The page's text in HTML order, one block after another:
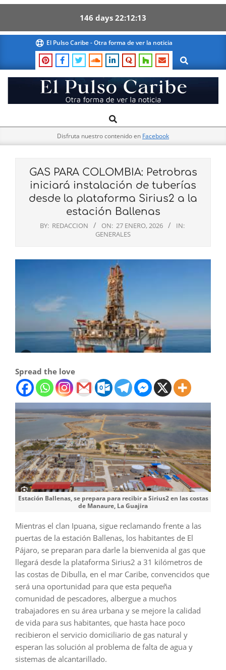
146 days 22 12 12
content
El Pulso Caribe - Otra forma de ver la noticia
Search
El
Pulso
Navigation
Search
Disfruta nuestro contenido en Facebook
GAS PARA COLOMBIA: Petrobras
iniciará instalación de tuberías
desde la plataforma Sirius2 a la
estación Ballenas
BY: REDACCION ON: 27 ENERO, 2026
IN:
GENERALES
Spread the love
Estación Ballenas, se prepara para recibir a Sirius2 en las costas
de Manaure, La Guajira
Mientras el clan Ipuana, sigue reclamando frente a las
puertas de la estación Ballenas, los habitantes de El
Pájaro, se preparan para darle la bienvenida al gas que
llegará desde la plataforma Sirius2 a 31 kilómetros de
las costas de Dibulla, en el mar Caribe, convencidos que
será una oportunidad para que esta pequeña
comunidad de pescadores, albergue a muchos
trabajadores en su área urbana y se mejore la calidad
de vida para sus habitantes, que hasta hace poco
recibieron el servicio domiciliario de gas natural y
esperan las solución al problema de falta de agua y
sistemas de alcantarillado.